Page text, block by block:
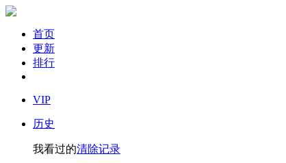
首页
更新
排行
VIP
历史
我看过的清除记录